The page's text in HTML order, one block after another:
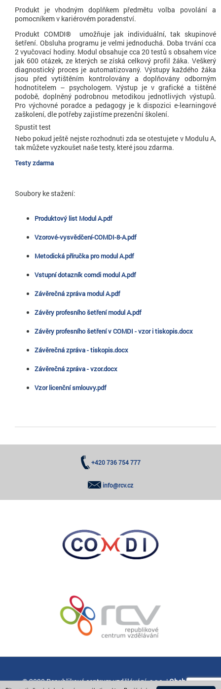
Produkt je vhodným doplňkem předmětu volba povolání a
pomocníkem v kariérovém poradenství.
Produkt COMDI® umožňuje jak individuální, tak skupinové
šetření. Obsluha programu je velmi jednoduchá. Doba trvání cca
2 vyučovací hodiny. Modul obsahuje cca 20 testů s obsahem více
jak 600 otázek, ze kterých se získá celkový profil žáka. Veškerý
diagnostický proces je automatizovaný. Výstupy každého žáka
jsou před vytištěním kontrolovány a doplňovány odborným
hodnotitelem – psychologem. Výstup je v grafické a tištěné
podobě, doplněný podrobnou metodikou jednotlivých výstupů.
Pro výchovné poradce a pedagogy je k dispozici e-learningové
zaškolení, dle potřeby zajistíme prezenční školení.
Spustit test
Nebo pokud ještě nejste rozhodnuti zda se otestujete v Modulu A,
tak můžete vyzkoušet naše testy, které jsou zdarma.
Testy zdarma
Soubory ke stažení:
Produktový list Modul A.pdf
Vzorové-vysvědčení-COMDI-8-A.pdf
Metodická příručka pro modul A.pdf
Vstupní dotazník comdi modul A.pdf
Závěrečná zpráva modul A.pdf
Závěry profesního šetření modul A.pdf
Závěry profesního šetření v COMDI - vzor i tiskopis.docx
Závěrečná zpráva - tiskopis.docx
Závěrečná zpráva - vzor.docx
Vzor licenční smlouvy.pdf
+420 736 754 777
info@rcv.cz
© 2020 Republikové centrum vzdělávání, s.r.o. |Obchodní